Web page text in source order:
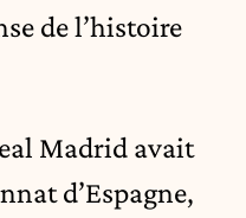
de l’histoire
Madrid avait
d’Espagne,